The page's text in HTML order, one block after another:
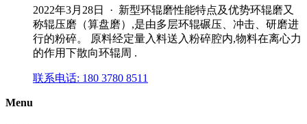
2022年3月28日 · 新型环辊磨性能特点及优势环辊磨又
称辊压磨（算盘磨）,是由多层环辊碾压、冲击、研磨进
行的粉碎。 原料经定量入料送入粉碎腔内,物料在离心力
的作用下散向环辊周 .
联系电话: 180 3780 8511
Menu